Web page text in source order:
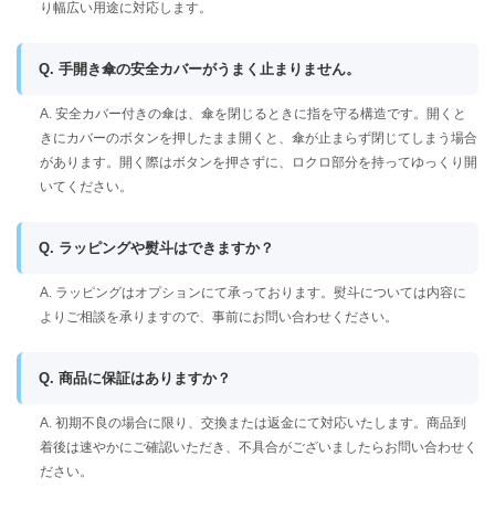
り幅広い用途に対応します。
Q. 手開き傘の安全カバーがうまく止まりません。
A. 安全カバー付きの傘は、傘を閉じるときに指を守る構造です。開くと
きにカバーのボタンを押したまま開くと、傘が止まらず閉じてしまう場合
があります。開く際はボタンを押さずに、ロクロ部分を持ってゆっくり開
いてください。
Q. ラッピングや熨斗はできますか？
A. ラッピングはオプションにて承っております。熨斗については内容に
よりご相談を承りますので、事前にお問い合わせください。
Q. 商品に保証はありますか？
A. 初期不良の場合に限り、交換または返金にて対応いたします。商品到
着後は速やかにご確認いただき、不具合がございましたらお問い合わせく
ださい。